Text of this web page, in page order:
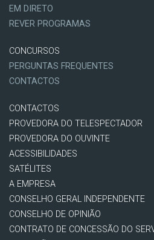
EM DIRETO
REVER PROGRAMAS
CONCURSOS
PERGUNTAS FREQUENTES
CONTACTOS
CONTACTOS
PROVEDORA DO TELESPECTADOR
PROVEDORA DO OUVINTE
ACESSIBILIDADES
SATÉLITES
A EMPRESA
CONSELHO GERAL INDEPENDENTE
CONSELHO DE OPINIÃO
CONTRATO DE CONCESSÃO DO